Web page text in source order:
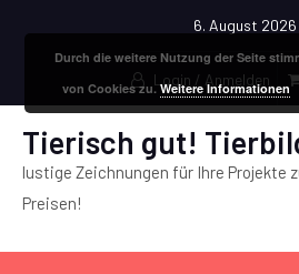
6. August 2026
Login / Anmelden
Tierisch gut!
lustige Zeichnungen für Ihre Projekte
Preisen!
Durch die weitere Nutzung der Seite
von Cookies zu.Weitere Informationen